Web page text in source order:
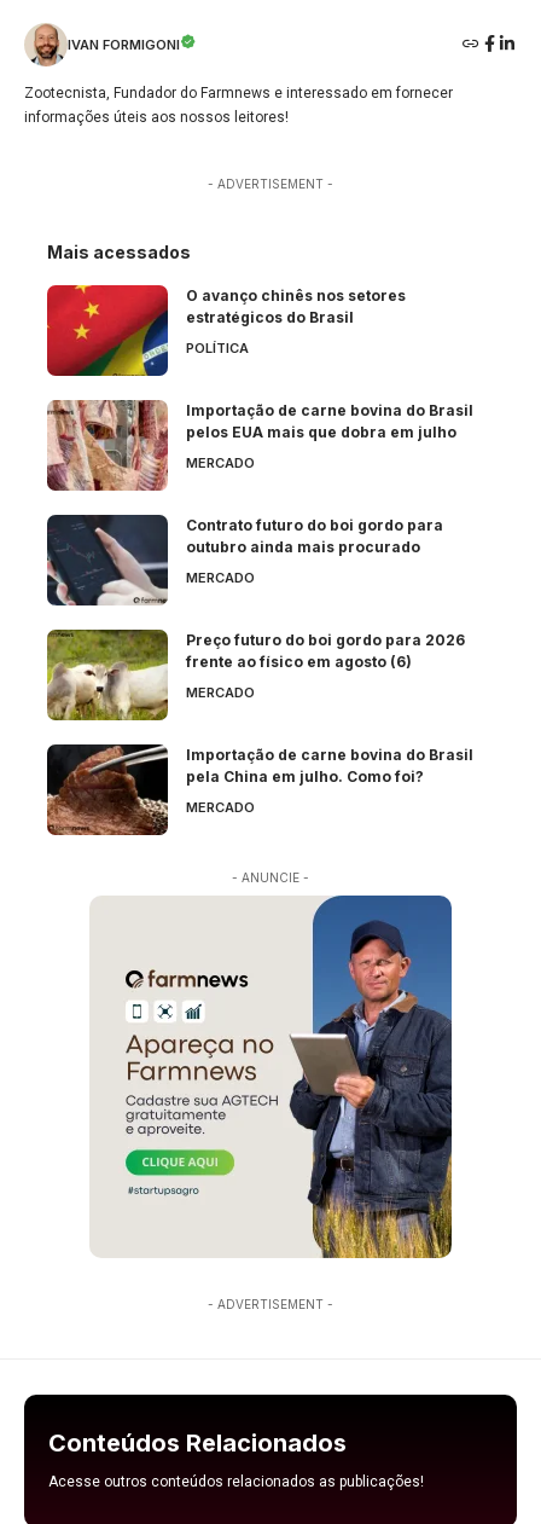
IVAN FORMIGONI
Zootecnista, Fundador do Farmnews e interessado em fornecer
informações úteis aos nossos leitores!
- ADVERTISEMENT -
Mais acessados
O avanço chinês nos setores
estratégicos do Brasil
POLÍTICA
Importação de carne bovina do Brasil
pelos EUA mais que dobra em julho
MERCADO
Contrato futuro do boi gordo para
outubro ainda mais procurado
MERCADO
Preço futuro do boi gordo para 2026
frente ao físico em agosto (6)
MERCADO
Importação de carne bovina do Brasil
pela China em julho. Como foi?
MERCADO
- ANUNCIE -
- ADVERTISEMENT -
Conteúdos Relacionados
Acesse outros conteúdos relacionados as publicações!